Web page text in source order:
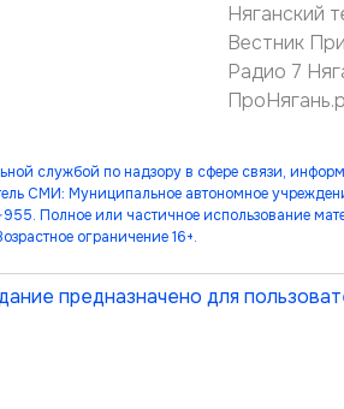
Няганский
Вестник
Радио 7
службой по надзору в сфере связи,
СМИ: Муниципальное автономное
Полное или частичное использование
ограничение 16+.
предназначено для